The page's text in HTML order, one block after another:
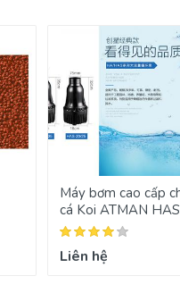
Máy bơm cao cấp
cá Koi ATMAN
Liên hệ